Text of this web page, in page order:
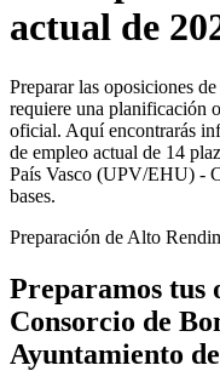
actual de
Preparar las oposiciones
requiere una planificación
oficial. Aquí encontrarás
de empleo actual de 14
País Vasco (UPV/EHU) -
bases.
Preparación de Alto
Preparamos tus
Consorcio de
Ayuntamiento de